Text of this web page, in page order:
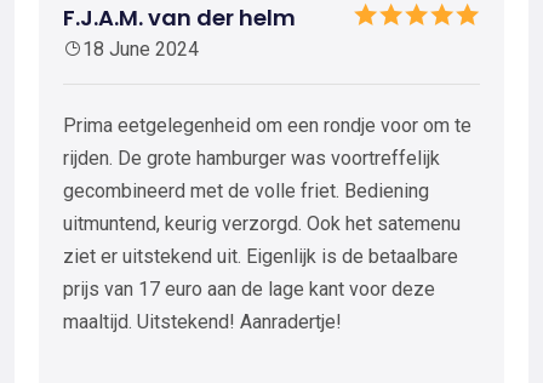
F.J.A.M. van der helm
18 June 2024
Prima eetgelegenheid om een rondje voor om te
rijden. De grote hamburger was voortreffelijk
gecombineerd met de volle friet. Bediening
uitmuntend, keurig verzorgd. Ook het satemenu
ziet er uitstekend uit. Eigenlijk is de betaalbare
prijs van 17 euro aan de lage kant voor deze
maaltijd. Uitstekend! Aanradertje!